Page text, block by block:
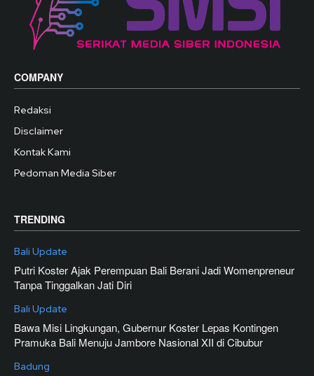
COMPANY
Redaksi
Disclaimer
Kontak Kami
Pedoman Media Siber
TRENDING
Bali Update
Putri Koster Ajak Perempuan Bali Berani Jadi Womenpreneur
Tanpa Tinggalkan Jati Diri
Bali Update
Bawa Misi Lingkungan, Gubernur Koster Lepas Kontingen
Pramuka Bali Menuju Jambore Nasional XII di Cibubur
Badung